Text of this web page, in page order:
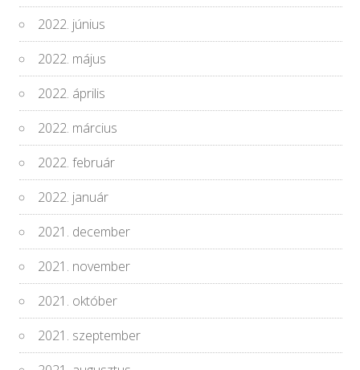
2022. június
2022. május
2022. április
2022. március
2022. február
2022. január
2021. december
2021. november
2021. október
2021. szeptember